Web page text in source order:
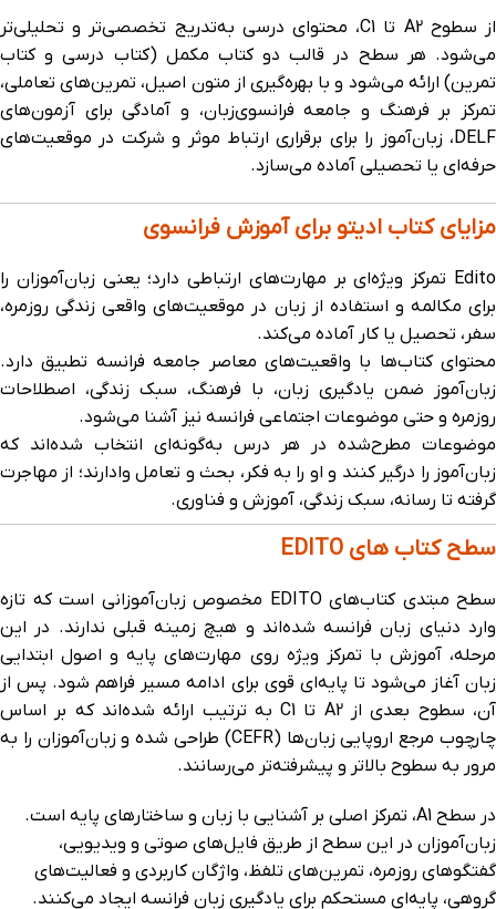
از سطوح A2 تا C1، محتوای درسی به‌تدریج تخصصی‌تر و تحلیلی‌تر
می‌شود. هر سطح در قالب دو کتاب مکمل (کتاب درسی و کتاب
تمرین) ارائه می‌شود و با بهره‌گیری از متون اصیل، تمرین‌های تعاملی،
تمرکز بر فرهنگ و جامعه فرانسوی‌زبان، و آمادگی برای آزمون‌های
DELF، زبان‌آموز را برای برقراری ارتباط موثر و شرکت در موقعیت‌های
حرفه‌ای یا تحصیلی آماده می‌سازد.
مزایای کتاب ادیتو برای آموزش فرانسوی
Edito تمرکز ویژه‌ای بر مهارت‌های ارتباطی دارد؛ یعنی زبان‌آموزان را
برای مکالمه و استفاده از زبان در موقعیت‌های واقعی زندگی روزمره،
سفر، تحصیل یا کار آماده می‌کند.
محتوای کتاب‌ها با واقعیت‌های معاصر جامعه فرانسه تطبیق دارد.
زبان‌آموز ضمن یادگیری زبان، با فرهنگ، سبک زندگی، اصطلاحات
روزمره و حتی موضوعات اجتماعی فرانسه نیز آشنا می‌شود.
موضوعات مطرح‌شده در هر درس به‌گونه‌ای انتخاب شده‌اند که
زبان‌آموز را درگیر کنند و او را به فکر، بحث و تعامل وا‌دارند؛ از مهاجرت
گرفته تا رسانه، سبک زندگی، آموزش و فناوری.
سطح کتاب های EDITO
سطح مبتدی کتاب‌های EDITO مخصوص زبان‌آموزانی است که تازه
وارد دنیای زبان فرانسه شده‌اند و هیچ زمینه قبلی ندارند. در این
مرحله، آموزش با تمرکز ویژه روی مهارت‌های پایه و اصول ابتدایی
زبان آغاز می‌شود تا پایه‌ای قوی برای ادامه مسیر فراهم شود. پس از
آن، سطوح بعدی از A2 تا C1 به ترتیب ارائه شده‌اند که بر اساس
چارچوب مرجع اروپایی زبان‌ها (CEFR) طراحی شده و زبان‌آموزان را به
مرور به سطوح بالاتر و پیشرفته‌تر می‌رسانند.
در سطح A1، تمرکز اصلی بر آشنایی با زبان و ساختارهای پایه است.
زبان‌آموزان در این سطح از طریق فایل‌های صوتی و ویدیویی،
گفتگوهای روزمره، تمرین‌های تلفظ، واژگان کاربردی و فعالیت‌های
گروهی، پایه‌ای مستحکم برای یادگیری زبان فرانسه ایجاد می‌کنند.